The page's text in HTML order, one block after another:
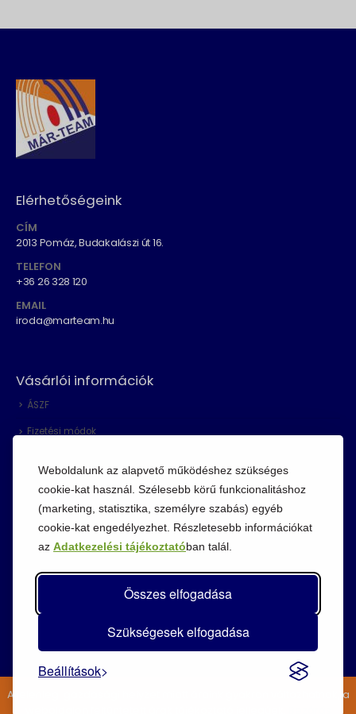
Weboldalunk az alapvető működéshez szükséges
cookie-kat használ. Szélesebb körű funkcionalitáshoz
(marketing, statisztika, személyre szabás) egyéb
cookie-kat engedélyezhet. Részletesebb információkat
az Adatkezelési tájékoztatóban talál.
Összes elfogadása
Szükségesek elfogadása
Beállítások
A jelenlegi gazdasági helyzet miatt áraink gyakran változhatnak, a
Elérhetőségeink
CÍM
2013 Pomáz, Budakalászi út 16.
TELEFON
+36 26 328 120
EMAIL
iroda@marteam.hu
Vásárlói információk
ÁSZF
Fizetési módok
Cookie szabályzat
Visszaküldési szabályzat